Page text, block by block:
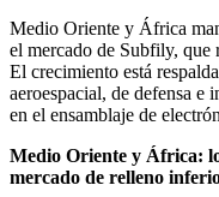
Medio Oriente y África
el mercado de Subfily, que
El crecimiento está
aeroespacial, de defensa e
en el ensamblaje de
Medio Oriente y África:
mercado de relleno